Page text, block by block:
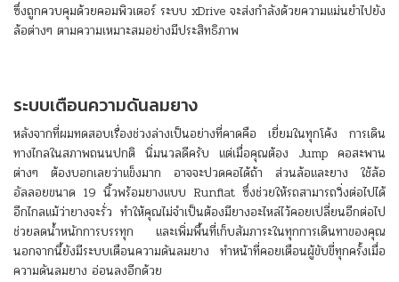
ซึ่งถูกควบคุมด้วยคอมพิวเตอร์ ระบบ xDrive จะส่งกำลังด้วยความแม่นยำไปยัง
ล้อต่างๆ ตามความเหมาะสมอย่างมีประสิทธิภาพ
ระบบเตือนความดันลมยาง
หลังจากที่ผมทดสอบเรื่องช่วงล่างเป็นอย่างที่คาดคือ เยี่ยมในทุกโค้ง การเดิน
ทางไกลในสภาพถนนปกติ นิ่มนวลดีครับ แต่เมื่อคุณต้อง Jump คอสะพาน
ต่างๆ ต้องบอกเลยว่าแข็งมาก อาจจะปวดคอได้ถ้า ส่วนล้อและยาง ใช้ล้อ
อัลลอยขนาด 19 นิ้วพร้อมยางแบบ Runflat ซึ่งช่วยให้รถสามารถวิ่งต่อไปได้
อีกไกลแม้ว่ายางจะรั่ว ทำให้คุณไม่จำเป็นต้องมียางอะไหล่ไว้คอยเปลี่ยนอีกต่อไป
ช่วยลดน้ำหนักการบรรทุก และเพิ่มพื้นที่เก็บสัมภาระในทุกการเดินทาของคุณ
นอกจากนี้ยังมีระบบเตือนความดันลมยาง ทำหน้าที่คอยเตือนผู้ขับขี่ทุกครั้งเมื่อ
ความดันลมยาง อ่อนลงอีกด้วย